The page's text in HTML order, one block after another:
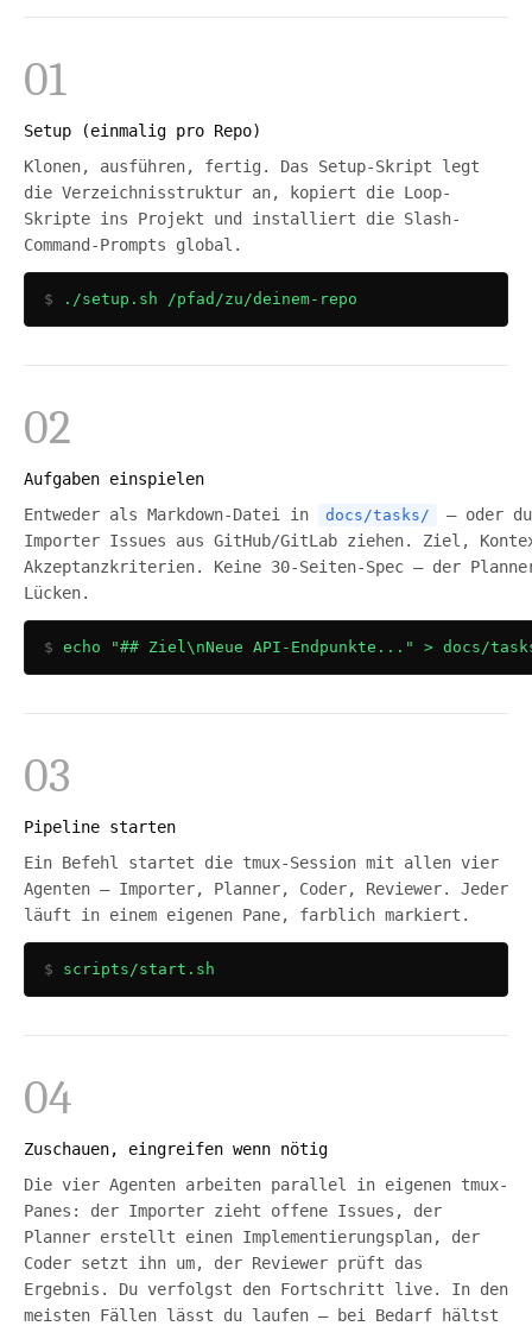
01
Setup (einmalig pro Repo)
Klonen, ausführen, fertig. Das Setup-Skript legt
die Verzeichnisstruktur an, kopiert die Loop-
Skripte ins Projekt und installiert die Slash-
Command-Prompts global.
./setup.sh /pfad/zu/deinem-repo
02
Aufgaben einspielen
Entweder als Markdown-Datei in
docs/tasks/
— oder
Importer Issues aus GitHub/GitLab ziehen. Ziel,
Akzeptanzkriterien. Keine 30-Seiten-Spec — der
Lücken.
echo "## Ziel\nNeue API-Endpunkte..." > docs/
03
Pipeline starten
Ein Befehl startet die tmux-Session mit allen vier
Agenten — Importer, Planner, Coder, Reviewer. Jeder
läuft in einem eigenen Pane, farblich markiert.
scripts/start.sh
04
Zuschauen, eingreifen wenn nötig
Die vier Agenten arbeiten parallel in eigenen tmux-
Panes: der Importer zieht offene Issues, der
Planner erstellt einen Implementierungsplan, der
Coder setzt ihn um, der Reviewer prüft das
Ergebnis. Du verfolgst den Fortschritt live. In den
meisten Fällen lässt du laufen — bei Bedarf hältst